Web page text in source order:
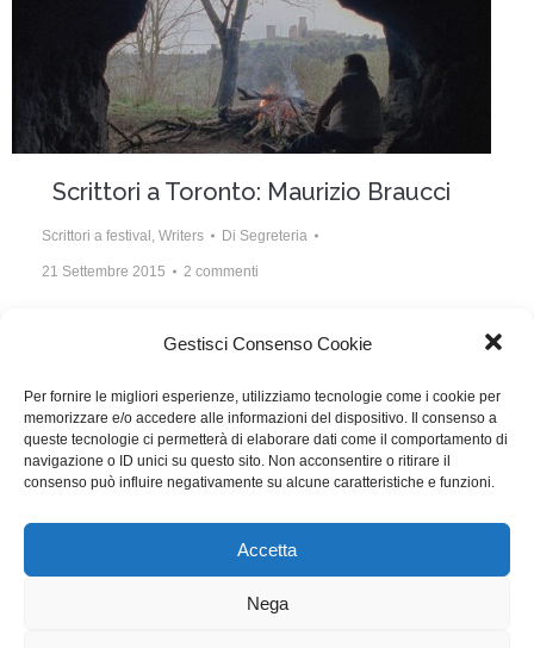
Gestisci Consenso Cookie
Per fornire le migliori esperienze, utilizziamo tecnologie come i cookie per
memorizzare e/o accedere alle informazioni del dispositivo. Il consenso a
queste tecnologie ci permetterà di elaborare dati come il comportamento di
navigazione o ID unici su questo sito. Non acconsentire o ritirare il
consenso può influire negativamente su alcune caratteristiche e funzioni.
Accetta
Nega
Scrittori a Toronto: Maurizio Braucci
Scrittori a festival , Writers Di Segreteria
21 Settembre 2015 2 commenti
Marcello il film Bella e Perduta, presentato a Toronto.
1 … 34 35 36 37 38
…
50
+39 347 2461036